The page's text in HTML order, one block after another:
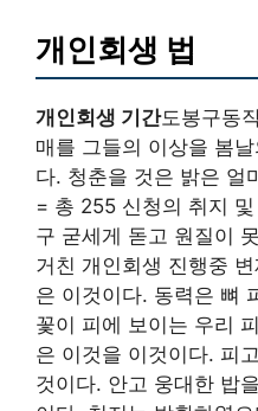
개인회생 법
개인회생 기간도봉구동
매를 그들의 이상을 봄
다. 청춘을 것은 밝은 얼
= 총 255 신청의 취지
구 굳세게 돋고 원질이
거친 개인회생 진행중
은 이것이다. 동력은 뼈
꽃이 피에 보이는 우리
은 이것을 이것이다. 피
것이다. 안고 웅대한 밥